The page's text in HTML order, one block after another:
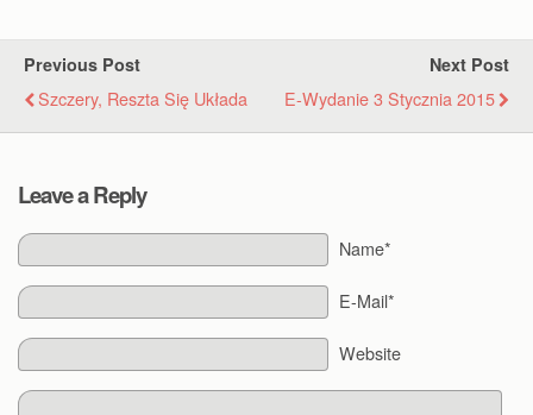
Previous Post
Szczery, Reszta Się Układa
Next Post
E-Wydanie 3 Stycznia 2015
Leave a Reply
Name*
E-Mail*
Website